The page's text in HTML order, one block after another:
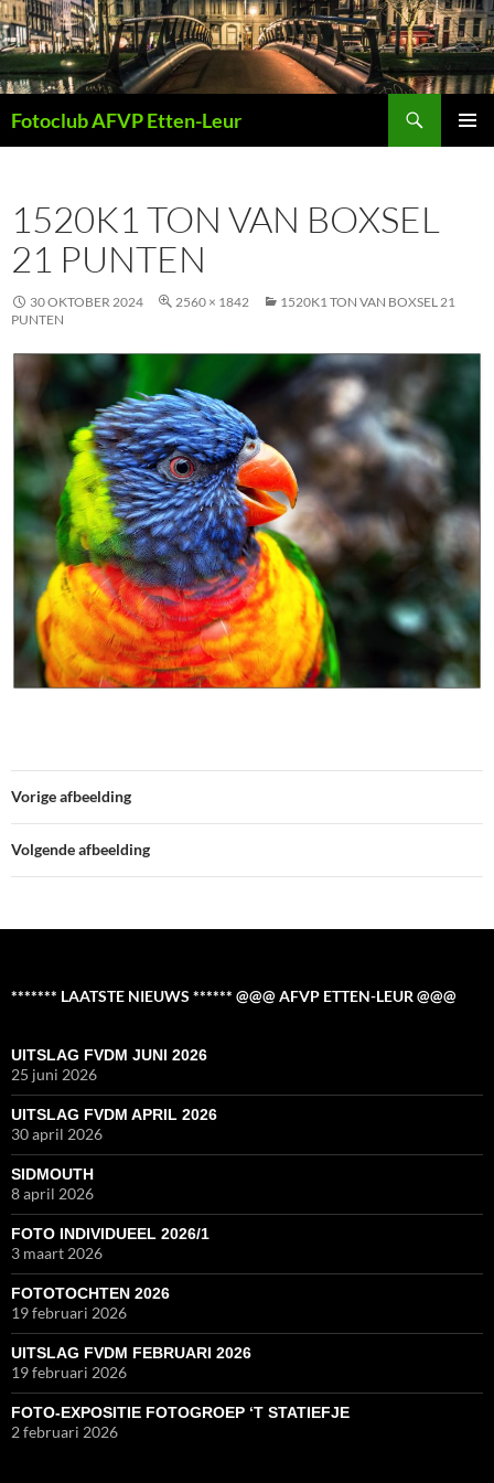
Ga
naar
inhoud
Fotoclub AFVP Etten-Leur
1520K1 TON VAN BOXSEL
21 PUNTEN
30 OKTOBER 2024 2560 × 1842
1520K1 TON VAN BOXSEL 21
PUNTEN
Vorige afbeelding
Volgende afbeelding
******* LAATSTE NIEUWS ****** @@@ AFVP ETTEN-LEUR @@@
UITSLAG FVDM JUNI 2026
25 juni 2026
UITSLAG FVDM APRIL 2026
30 april 2026
SIDMOUTH
8 april 2026
FOTO INDIVIDUEEL 2026/1
3 maart 2026
FOTOTOCHTEN 2026
19 februari 2026
UITSLAG FVDM FEBRUARI 2026
19 februari 2026
FOTO-EXPOSITIE FOTOGROEP ‘T STATIEFJE
2 februari 2026